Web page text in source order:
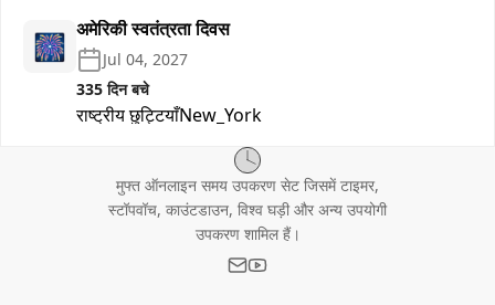
🎆 अमेरिकी स्वतंत्रता दिवस
Jul 04, 2027
335 दिन बचे
राष्ट्रीय छुट्टियाँNew_York
मुफ्त ऑनलाइन समय उपकरण सेट जिसमें टाइमर,
स्टॉपवॉच, काउंटडाउन, विश्व घड़ी और अन्य उपयोगी
उपकरण शामिल हैं।